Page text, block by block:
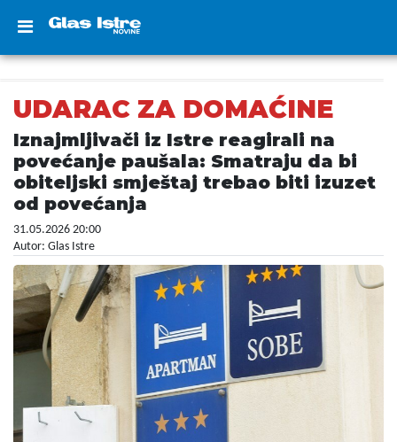
UDARAC ZA DOMAĆINE
Iznajmljivači iz Istre reagirali na
povećanje paušala: Smatraju da bi
obiteljski smještaj trebao biti izuzet
od povećanja
31.05.2026 20:00
Autor: Glas Istre